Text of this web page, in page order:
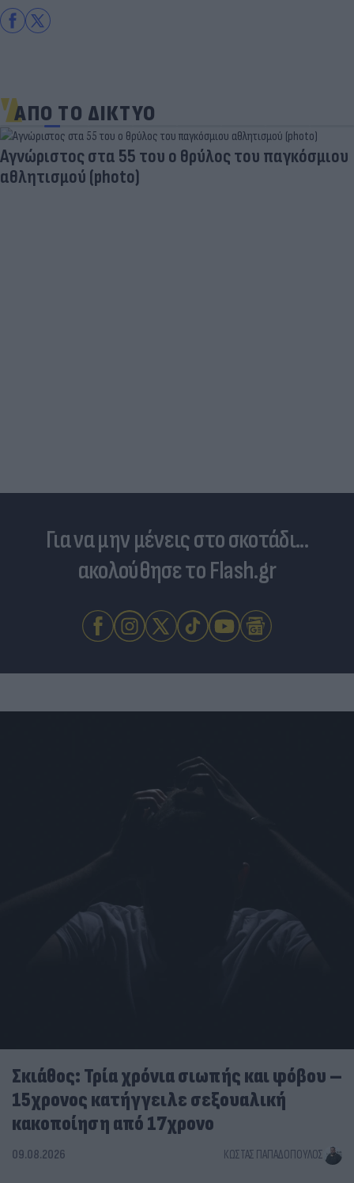
ΑΠΟ ΤΟ ΔΙΚΤΥΟ
Aγνώριστος στα 55 του ο θρύλος του παγκόσμιου
αθλητισμού (photo)
Για να μην μένεις στο σκοτάδι...
ακολούθησε το Flash.gr
Σκιάθος: Τρία χρόνια σιωπής και φόβου –
15χρονος κατήγγειλε σεξουαλική
κακοποίηση από 17χρονο
09.08.2026 ΚΏΣΤΑΣ ΠΑΠΑΔΌΠΟΥΛΟΣ